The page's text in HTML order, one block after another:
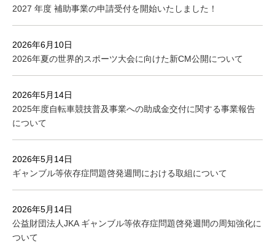
2027 年度 補助事業の申請受付を開始いたしました！
2026年6月10日
2026年夏の世界的スポーツ大会に向けた新CM公開について
2026年5月14日
2025年度自転車競技普及事業への助成金交付に関する事業報告
について
2026年5月14日
ギャンブル等依存症問題啓発週間における取組について
2026年5月14日
公益財団法人JKA ギャンブル等依存症問題啓発週間の周知強化に
ついて